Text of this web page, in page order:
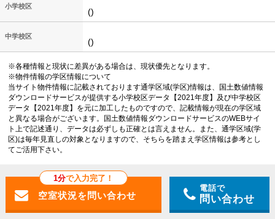
小学校区
()
中学校区
()
※各種情報と現状に差異がある場合は、現状優先となります。
※物件情報の学区情報について
当サイト物件情報に記載されております通学区域(学区)情報は、国土数値情報
ダウンロードサービスが提供する小学校区データ【2021年度】及び中学校区
データ【2021年度】を元に加工したものですので、記載情報が現在の学区域
と異なる場合がございます。国土数値情報ダウンロードサービスのWEBサイ
ト上で記述通り、データは必ずしも正確とは言えません。また、通学区域(学
区)は毎年見直しの対象となりますので、そちらを踏まえ学区情報は参考とし
てご活用下さい。
1分で入力完了！
電話で
問い合わせ